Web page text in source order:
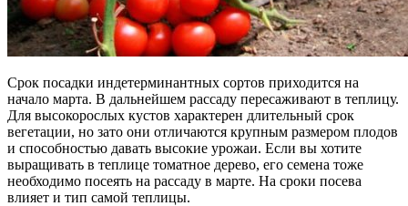
Срок посадки индетерминантных сортов приходится на
начало марта. В дальнейшем рассаду пересаживают в теплицу.
Для высокорослых кустов характерен длительный срок
вегетации, но зато они отличаются крупным размером плодов
и способностью давать высокие урожаи. Если вы хотите
выращивать в теплице томатное дерево, его семена тоже
необходимо посеять на рассаду в марте. На сроки посева
влияет и тип самой теплицы.